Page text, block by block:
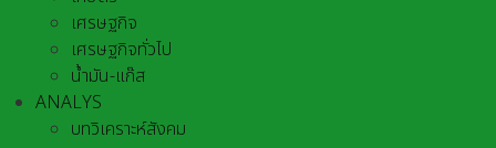
เศรษฐกิจ
เศรษฐกิจทั่วไป
น้ำมัน-แก๊ส
ANALYS
บทวิเคราะห์สังคม